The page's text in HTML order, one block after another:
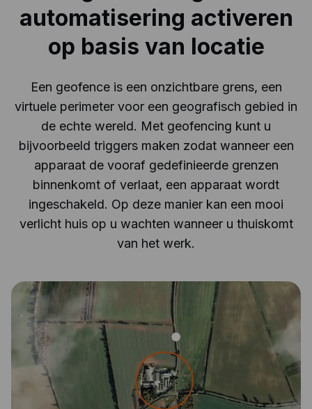
automatisering activeren
op basis van locatie
Een geofence is een onzichtbare grens, een
virtuele perimeter voor een geografisch gebied in
de echte wereld. Met geofencing kunt u
bijvoorbeeld triggers maken zodat wanneer een
apparaat de vooraf gedefinieerde grenzen
binnenkomt of verlaat, een apparaat wordt
ingeschakeld. Op deze manier kan een mooi
verlicht huis op u wachten wanneer u thuiskomt
van het werk.